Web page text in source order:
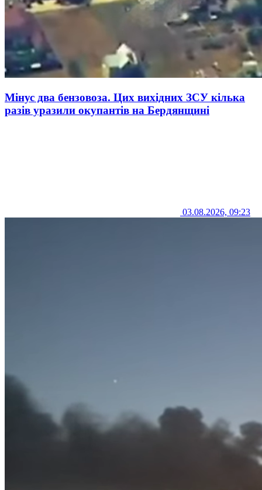
Мінус два бензовоза. Цих вихідних ЗСУ кілька
разів уразили окупантів на Бердянщині
03.08.2026, 09:23